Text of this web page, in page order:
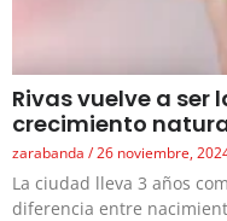
Rivas vuelve a
crecimiento
zarabanda 26 noviembre,
La ciudad lleva 3 años
diferencia entre